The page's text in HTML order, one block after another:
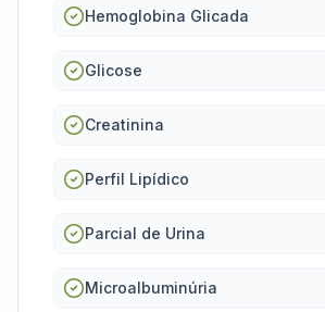
Hemoglobina Glicada
Glicose
Creatinina
Perfil Lipídico
Parcial de Urina
Microalbuminúria